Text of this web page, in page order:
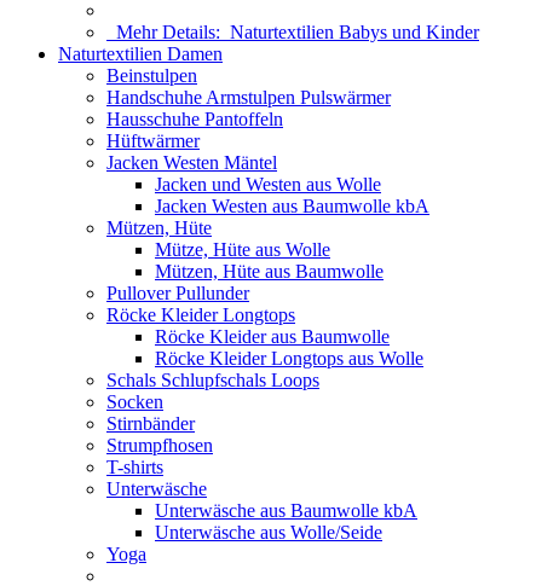
Mehr Details: Naturtextilien Babys und Kinder
Naturtextilien Damen
Beinstulpen
Handschuhe Armstulpen Pulswärmer
Hausschuhe Pantoffeln
Hüftwärmer
Jacken Westen Mäntel
Jacken und Westen aus Wolle
Jacken Westen aus Baumwolle kbA
Mützen, Hüte
Mütze, Hüte aus Wolle
Mützen, Hüte aus Baumwolle
Pullover Pullunder
Röcke Kleider Longtops
Röcke Kleider aus Baumwolle
Röcke Kleider Longtops aus Wolle
Schals Schlupfschals Loops
Socken
Stirnbänder
Strumpfhosen
T-shirts
Unterwäsche
Unterwäsche aus Baumwolle kbA
Unterwäsche aus Wolle/Seide
Yoga